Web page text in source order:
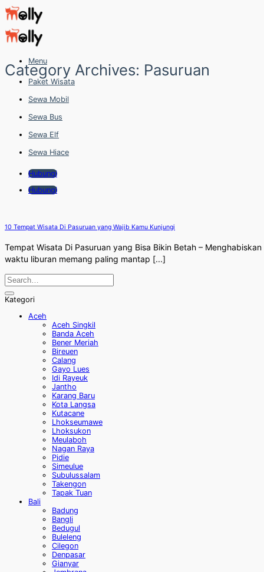
Skip
to
content
Menu
Paket Wisata
Sewa Mobil
Sewa Bus
Sewa Elf
Sewa Hiace
Hubungi
Hubungi
Category Archives: Pasuruan
10 Tempat Wisata Di Pasuruan yang Wajib Kamu Kunjungi
Tempat Wisata Di Pasuruan yang Bisa Bikin Betah – Menghabiskan
waktu liburan memang paling mantap [...]
Kategori
Aceh
Aceh Singkil
Banda Aceh
Bener Meriah
Bireuen
Calang
Gayo Lues
Idi Rayeuk
Jantho
Karang Baru
Kota Langsa
Kutacane
Lhokseumawe
Lhoksukon
Meulaboh
Nagan Raya
Pidie
Simeulue
Subulussalam
Takengon
Tapak Tuan
Bali
Badung
Bangli
Bedugul
Buleleng
Cilegon
Denpasar
Gianyar